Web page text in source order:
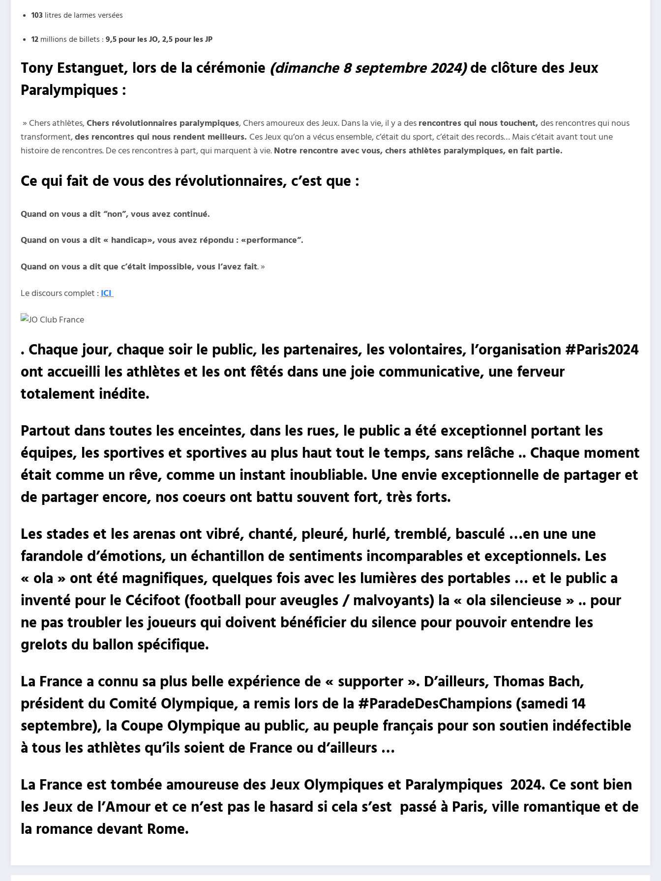
103 litres de larmes versées
12 millions de billets : 9,5 pour les JO, 2,5 pour les JP
Tony Estanguet, lors de la cérémonie (dimanche 8 septembre 2024)de clôture des Jeux
Paralympiques :
» Chers athlètes,Chers révolutionnaires paralympiques, Chers amoureux des Jeux. Dans la vie, il y a des rencontres qui nous touchent, des rencontres qui nous
transforment,des rencontres qui nous rendent meilleurs. Ces Jeux qu’on a vécus ensemble, c’était du sport, c’était des records… Mais c’était avant tout une
histoire de rencontres. De ces rencontres à part, qui marquent à vie. Notre rencontre avec vous, chers athlètes paralympiques, en fait partie.
Ce qui fait de vous des révolutionnaires, c’est que :
Quand on vous a dit “non”, vous avez continué.
Quand on vous a dit « handicap», vous avez répondu : «performance”.
Quand on vous a dit que c’était impossible, vous l’avez fait. »
Le discours complet : ICI
. Chaque jour, chaque soir le public, les partenaires, les volontaires, l’organisation #Paris2024
ont accueilli les athlètes et les ont fêtés dans une joie communicative, une ferveur
totalement inédite.
Partout dans toutes les enceintes, dans les rues, le public a été exceptionnel portant les
équipes, les sportives et sportives au plus haut tout le temps, sans relâche .. Chaque moment
était comme un rêve, comme un instant inoubliable. Une envie exceptionnelle de partager et
de partager encore, nos coeurs ont battu souvent fort, très forts.
Les stades et les arenas ont vibré, chanté, pleuré, hurlé, tremblé, basculé …en une une
farandole d’émotions, un échantillon de sentiments incomparables et exceptionnels. Les
« ola » ont été magnifiques, quelques fois avec les lumières des portables … et le public a
inventé pour le Cécifoot (football pour aveugles / malvoyants) la « ola silencieuse » .. pour
ne pas troubler les joueurs qui doivent bénéficier du silence pour pouvoir entendre les
grelots du ballon spécifique.
La France a connu sa plus belle expérience de « supporter ». D’ailleurs, Thomas Bach,
président du Comité Olympique, a remis lors de la #ParadeDesChampions (samedi 14
septembre), la Coupe Olympique au public, au peuple français pour son soutien indéfectible
à tous les athlètes qu’ils soient de France ou d’ailleurs …
La France est tombée amoureuse des Jeux Olympiques et Paralympiques 2024. Ce sont bien
les Jeux de l’Amour et ce n’est pas le hasard si cela s’est passé à Paris, ville romantique et de
la romance devant Rome.